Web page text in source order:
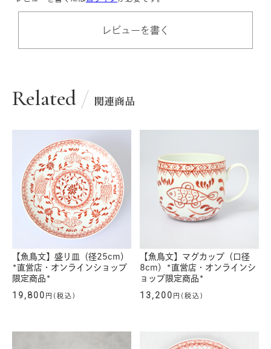
レビューを書く
Related 関連商品
【魚鳥文】盛り皿（径25cm）
*直営店・オンラインショップ
限定商品*
19,800 円(税込)
【魚鳥文】マグカップ（口径
8cm）*直営店・オンラインシ
ョップ限定商品*
13,200 円(税込)